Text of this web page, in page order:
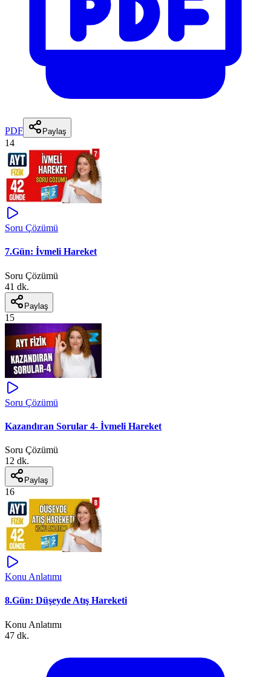
PDF Paylaş
14
Soru Çözümü
7.Gün: İvmeli Hareket
Soru Çözümü
41 dk.
Paylaş
15
Soru Çözümü
Kazandıran Sorular 4- İvmeli Hareket
Soru Çözümü
12 dk.
Paylaş
16
Konu Anlatımı
8.Gün: Düşeyde Atış Hareketi
Konu Anlatımı
47 dk.